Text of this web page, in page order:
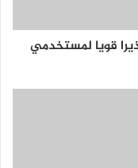
قويا لمستخدمي